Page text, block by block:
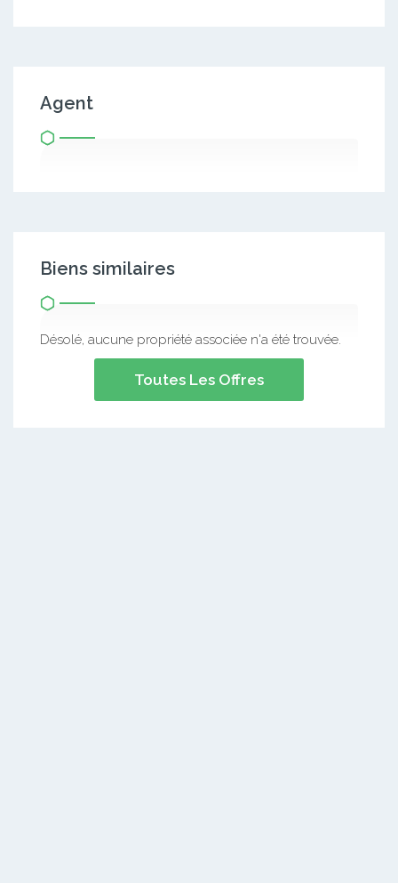
Agent
Biens similaires
Désolé, aucune propriété associée n'a été trouvée.
Toutes Les Offres